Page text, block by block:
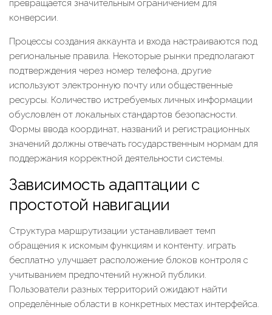
превращается значительным ограничением для
конверсии.
Процессы создания аккаунта и входа настраиваются под
региональные правила. Некоторые рынки предполагают
подтверждения через номер телефона, другие
используют электронную почту или общественные
ресурсы. Количество истребуемых личных информации
обусловлен от локальных стандартов безопасности.
Формы ввода координат, названий и регистрационных
значений должны отвечать государственным нормам для
поддержания корректной деятельности системы.
Зависимость адаптации с
простотой навигации
Структура маршрутизации устанавливает темп
обращения к искомым функциям и контенту. играть
бесплатно улучшает расположение блоков контроля с
учитыванием предпочтений нужной публики.
Пользователи разных территорий ожидают найти
определённые области в конкретных местах интерфейса.